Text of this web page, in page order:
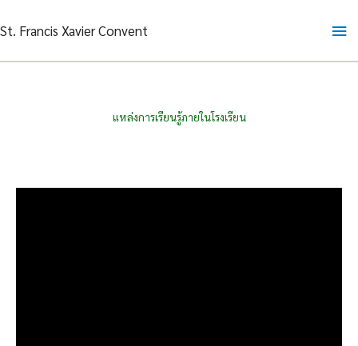
to
St. Francis Xavier Convent
แหล่งการเรียนรู้ภายในโรงเรียน